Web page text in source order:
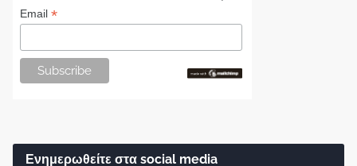
Email *
Ενημερωθείτε στα social media